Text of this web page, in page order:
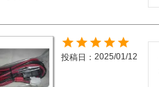
投稿日 2025/01/12